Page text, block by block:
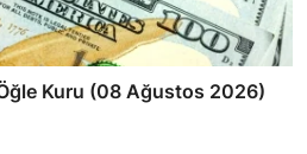
Kuru (08 Ağustos 2026)